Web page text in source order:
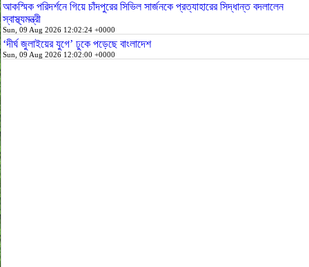
আকস্মিক পরিদর্শনে গিয়ে চাঁদপুরের সিভিল সার্জনকে প্রত্যাহারের সিদ্ধান্ত বদলালেন
স্বাস্থ্যমন্ত্রী
Sun, 09 Aug 2026 12:02:24 +0000
‘দীর্ঘ জুলাইয়ের যুগে’ ঢুকে পড়েছে বাংলাদেশ
Sun, 09 Aug 2026 12:02:00 +0000